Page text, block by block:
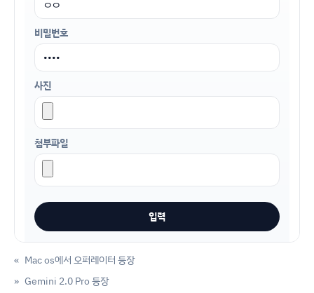
비밀번호
사진
첨부파일
« Mac os에서 오퍼레이터 등장
Gemini 2.0 Pro 등장
»